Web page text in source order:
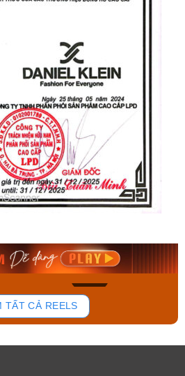
168
Casio Nam MTS-
Mua ngay
TẤT CẢ REELS